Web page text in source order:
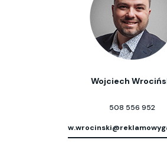
Wojciech
508 556 952